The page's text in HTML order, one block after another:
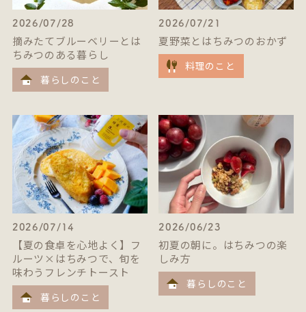
2026/07/28
摘みたてブルーベリーとは
ちみつのある暮らし
暮らしのこと
2026/07/21
夏野菜とはちみつのおかず
料理のこと
2026/07/14
【夏の食卓を心地よく】フ
ルーツ×はちみつで、旬を
味わうフレンチトースト
暮らしのこと
2026/06/23
初夏の朝に。はちみつの楽
しみ方
暮らしのこと